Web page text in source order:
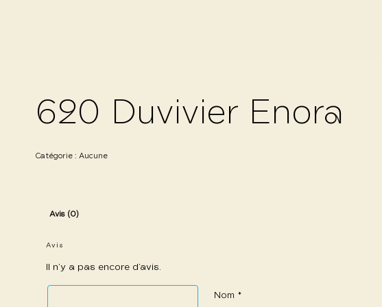
620 Duvivier Enora
Catégorie : Aucune
Avis (0)
Avis
Il n’y a pas encore d’avis.
Nom *